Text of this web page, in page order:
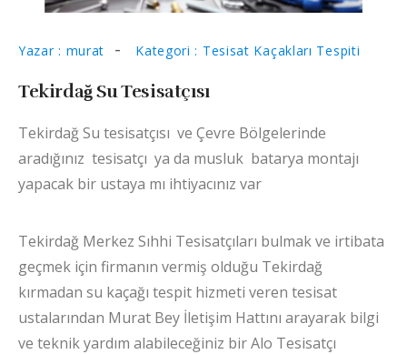
Yazar : murat Kategori : Tesisat Kaçakları Tespiti
Tekirdağ Su Tesisatçısı
Tekirdağ Su tesisatçısı ve Çevre Bölgelerinde
aradığınız tesisatçı ya da musluk batarya montajı
yapacak bir ustaya mı ihtiyacınız var
Tekirdağ Merkez Sıhhi Tesisatçıları bulmak ve irtibata
geçmek için firmanın vermiş olduğu Tekirdağ
kırmadan su kaçağı tespit hizmeti veren tesisat
ustalarından Murat Bey İletişim Hattını arayarak bilgi
ve teknik yardım alabileceğiniz bir Alo Tesisatçı